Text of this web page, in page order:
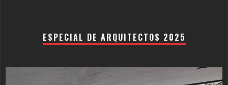
ESPECIAL DE ARQUITECTOS 2025